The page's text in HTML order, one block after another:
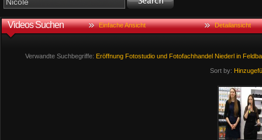
Videos Suchen Einfache Ansicht Detailansicht
Verwandte Suchbegriffe: Eröffnung Fotostudio und Fotofachhandel Niederl in
Sort by: